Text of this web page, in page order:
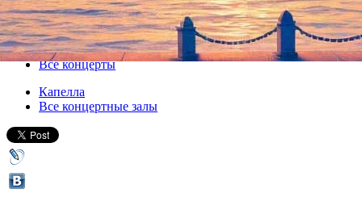
08 января 2013, вторник,19.00
Версия для печати
Все концерты
Капелла
Все концертные залы